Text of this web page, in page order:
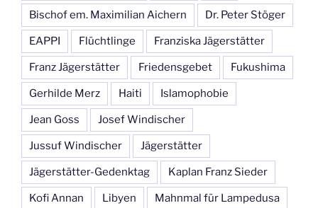
Bischof em. Maximilian Aichern Dr. Peter Stöger
EAPPI Flüchtlinge Franziska Jägerstätter
Franz Jägerstätter Friedensgebet Fukushima
Gerhilde Merz Haiti Islamophobie
Jean Goss Josef Windischer
Jussuf Windischer Jägerstätter
Jägerstätter-Gedenktag Kaplan Franz Sieder
Kofi Annan Libyen Mahnmal für Lampedusa